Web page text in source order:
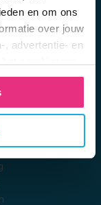
en om ons
over jouw
, advertentie- en
verstrekt of die
van hun
kan je
ervaring?
op deze
op jou
pijler